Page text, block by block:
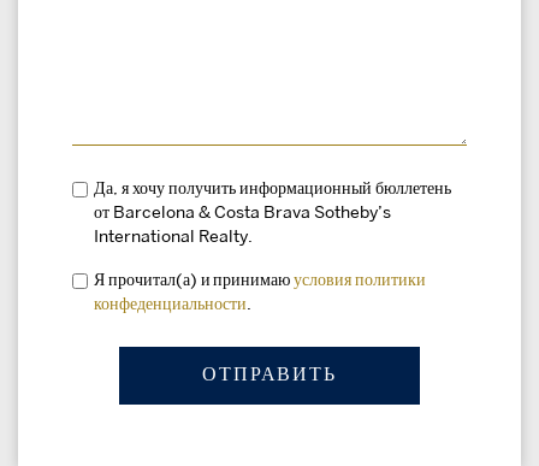
Да, я хочу получить информационный бюллетень
от Barcelona & Costa Brava Sotheby’s
International Realty.
Я прочитал(а) и принимаю условия политики
конфеденциальности